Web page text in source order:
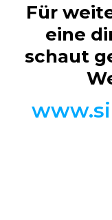
Für
eine
schaut